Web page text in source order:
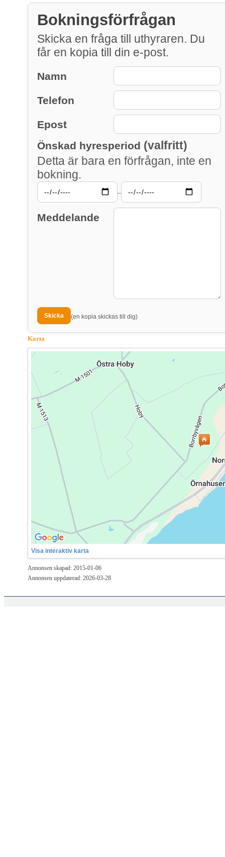
Bokningsförfrågan
Skicka en fråga till uthyraren. Du
får en kopia till din e-post.
Namn
Telefon
Epost
Önskad hyresperiod (valfritt)
Detta är bara en förfrågan, inte en
bokning.
–
Meddelande
(en kopia skickas till dig)
Karta
Visa interaktiv karta
Annonsen skapad: 2015-01-06
Annonsen uppdaterad: 2026-03-28